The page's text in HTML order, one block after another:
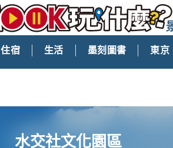
住宿 生活 墨刻圖書 東京
水交社文化園區